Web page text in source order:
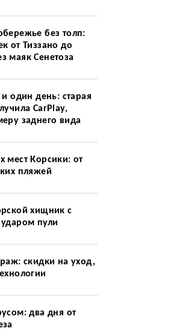
без толп:
от Тиззано до
маяк Сенетоза
один день: старая
CarPlay,
заднего вида
мест Корсики: от
пляжей
хищник с
пули
скидки на уход,
два дня от